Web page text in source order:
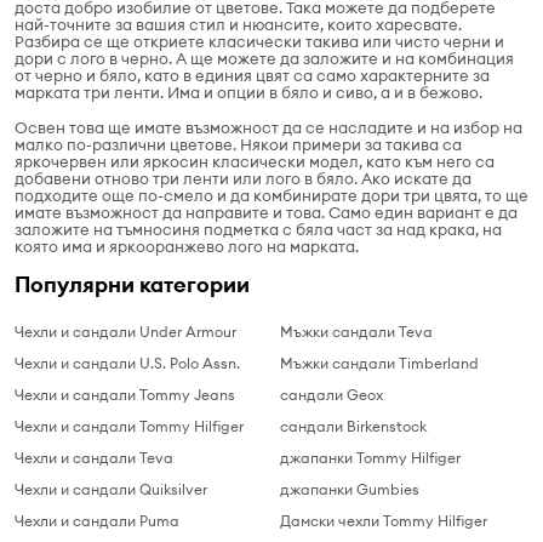
доста добро изобилие от цветове. Така можете да подберете
най-точните за вашия стил и нюансите, които харесвате.
Разбира се ще откриете класически такива или чисто черни и
дори с лого в черно. А ще можете да заложите и на комбинация
от черно и бяло, като в единия цвят са само характерните за
марката три ленти. Има и опции в бяло и сиво, а и в бежово.
Освен това ще имате възможност да се насладите и на избор на
малко по-различни цветове. Някои примери за такива са
яркочервен или яркосин класически модел, като към него са
добавени отново три ленти или лого в бяло. Ако искате да
подходите още по-смело и да комбинирате дори три цвята, то ще
имате възможност да направите и това. Само един вариант е да
заложите на тъмносиня подметка с бяла част за над крака, на
която има и яркооранжево лого на марката.
Популярни категории
Чехли и сандали Under Armour
Чехли и сандали U.S. Polo Assn.
Чехли и сандали Tommy Jeans
Чехли и сандали Tommy Hilfiger
Чехли и сандали Teva
Чехли и сандали Quiksilver
Чехли и сандали Puma
Мъжки сандали Teva
Мъжки сандали Timberland
сандали Geox
сандали Birkenstock
джапанки Tommy Hilfiger
джапанки Gumbies
Дамски чехли Tommy Hilfiger